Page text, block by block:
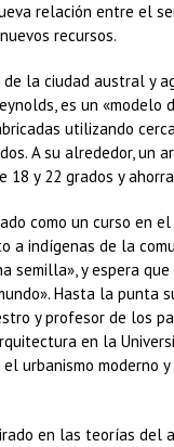
relación entre el
recursos.
de la ciudad austral y
es un
utilizando
A su alrededor, un
18 y 22 grados y
como un curso en
a indígenas de la
semilla», y espera
Hasta la punta
y profesor de los
en la
urbanismo moderno
en las teorías del